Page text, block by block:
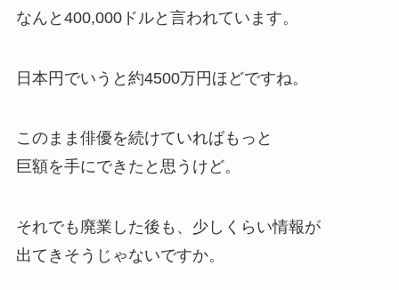
なんと400,000ドルと言われています。
日本円でいうと約4500万円ほどですね。
このまま俳優を続けていればもっと
巨額を手にできたと思うけど。
それでも廃業した後も、少しくらい情報が
出てきそうじゃないですか。